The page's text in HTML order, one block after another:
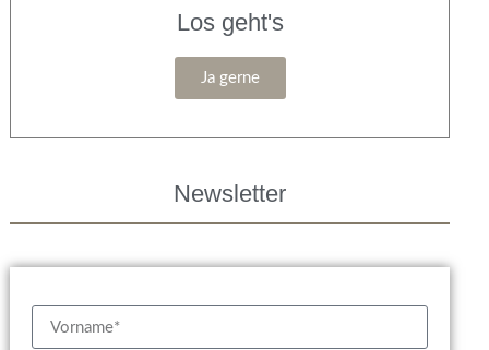
Los geht's
Ja gerne
Newsletter